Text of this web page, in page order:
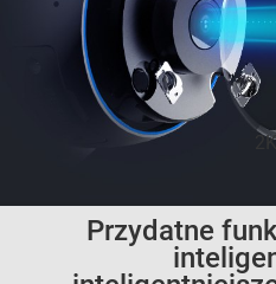
2K
Przydatne